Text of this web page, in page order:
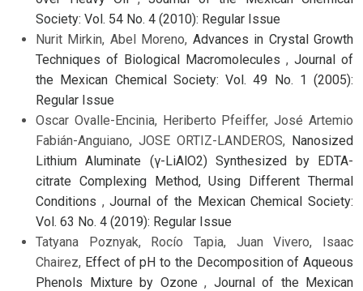
Society: Vol. 54 No. 4 (2010): Regular Issue
Nurit Mirkin, Abel Moreno, Advances in Crystal Growth
Techniques of Biological Macromolecules , Journal of
the Mexican Chemical Society: Vol. 49 No. 1 (2005):
Regular Issue
Oscar Ovalle-Encinia, Heriberto Pfeiffer, José Artemio
Fabián-Anguiano, JOSE ORTIZ-LANDEROS, Nanosized
Lithium Aluminate (γ-LiAlO2) Synthesized by EDTA-
citrate Complexing Method, Using Different Thermal
Conditions ,Journal of the Mexican Chemical Society:
Vol. 63 No. 4 (2019): Regular Issue
Tatyana Poznyak, Rocío Tapia, Juan Vivero, Isaac
Chairez, Effect of pH to the Decomposition of Aqueous
Phenols Mixture by Ozone , Journal of the Mexican